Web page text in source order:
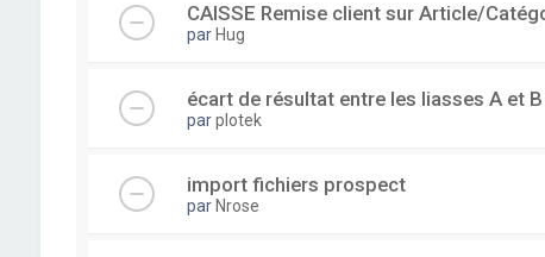
CAISSE Remise client sur Article/
par Hug
écart de résultat entre les liasses A et
parplotek
import fichiers prospect
par Nrose